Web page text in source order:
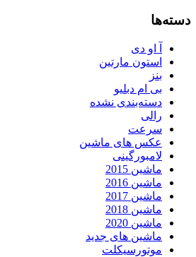
دسته‌ها
آ او دی
استون مارتین
بنز
بی ام دبلیو
دسته‌بندی نشده
رالی
سرعت
عکس های ماشین
لامبورگینی
ماشین 2015
ماشین 2016
ماشین 2017
ماشین 2018
ماشین 2020
ماشین های جدید
موتورسیکلت